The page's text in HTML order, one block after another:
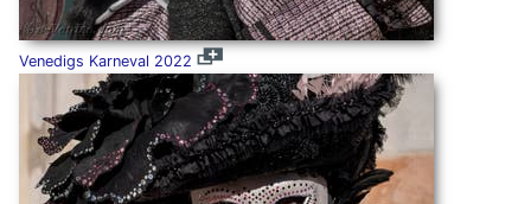
Venedigs Karneval 2022